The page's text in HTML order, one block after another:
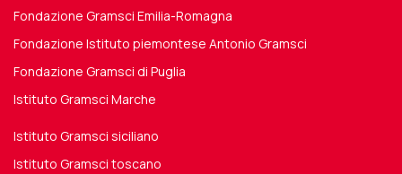
Fondazione Gramsci Emilia-Romagna
Fondazione Istituto piemontese Antonio Gramsci
Fondazione Gramsci di Puglia
Istituto Gramsci Marche
Istituto Gramsci siciliano
Istituto Gramsci toscano